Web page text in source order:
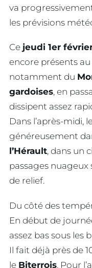
va
les prévisions
Ce jeudi 1er
encore présents
notamment du
gardoises, en
dissipent assez
Dans l’après-midi,
généreusement
l’Hérault, dans un
passages nuageux
de relief.
Du côté des
En début de
assez bas sous les
Il fait déjà près de
le Biterrois. Pour